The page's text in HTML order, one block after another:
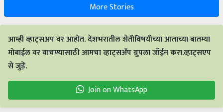
More Stories
आम्ही व्हाट्सअप वर आहोत. देशभरातील शेतीविषयीच्या आताच्या बातम्या
मोबाईल वर वाचण्यासाठी आमचा व्हाट्सअँप ग्रुपला जॉईन करा.व्हाट्सएप
से जुड़ें.
Join on WhatsApp